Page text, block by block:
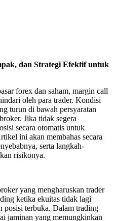
dan Strategi Efektif untuk
forex dan saham, margin call
oleh para trader. Kondisi
turun di bawah persyaratan
Jika tidak segera
secara otomatis untuk
ini akan membahas secara
serta langkah-
risikonya.
yang mengharuskan trader
ketika ekuitas tidak lagi
posisi terbuka. Dalam trading
jaminan yang memungkinkan